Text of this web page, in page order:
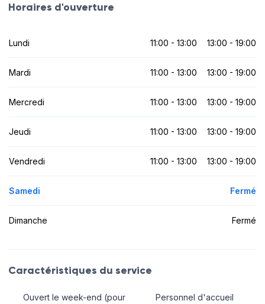
Horaires d'ouverture
Lundi 11:00 - 13:00 13:00 - 19:00
Mardi 11:00 - 13:00 13:00 - 19:00
Mercredi 11:00 - 13:00 13:00 - 19:00
Jeudi 11:00 - 13:00 13:00 - 19:00
Vendredi 11:00 - 13:00 13:00 - 19:00
Samedi Fermé
Dimanche Fermé
Caractéristiques du service
Ouvert le week-end (pour
Personnel d'accueil